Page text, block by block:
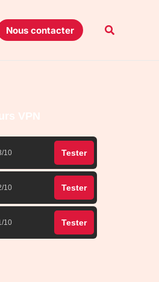
Nous contacter
VPN
10 Tester
10 Tester
10 Tester